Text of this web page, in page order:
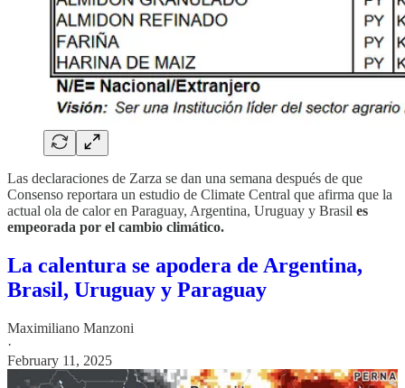
Las declaraciones de Zarza se dan una semana después de que
Consenso reportara un estudio de Climate Central que afirma que la
actual ola de calor en Paraguay, Argentina, Uruguay y Brasil es
empeorada por el cambio climático.
La calentura se apodera de Argentina,
Brasil, Uruguay y Paraguay
Maximiliano Manzoni
·
February 11, 2025